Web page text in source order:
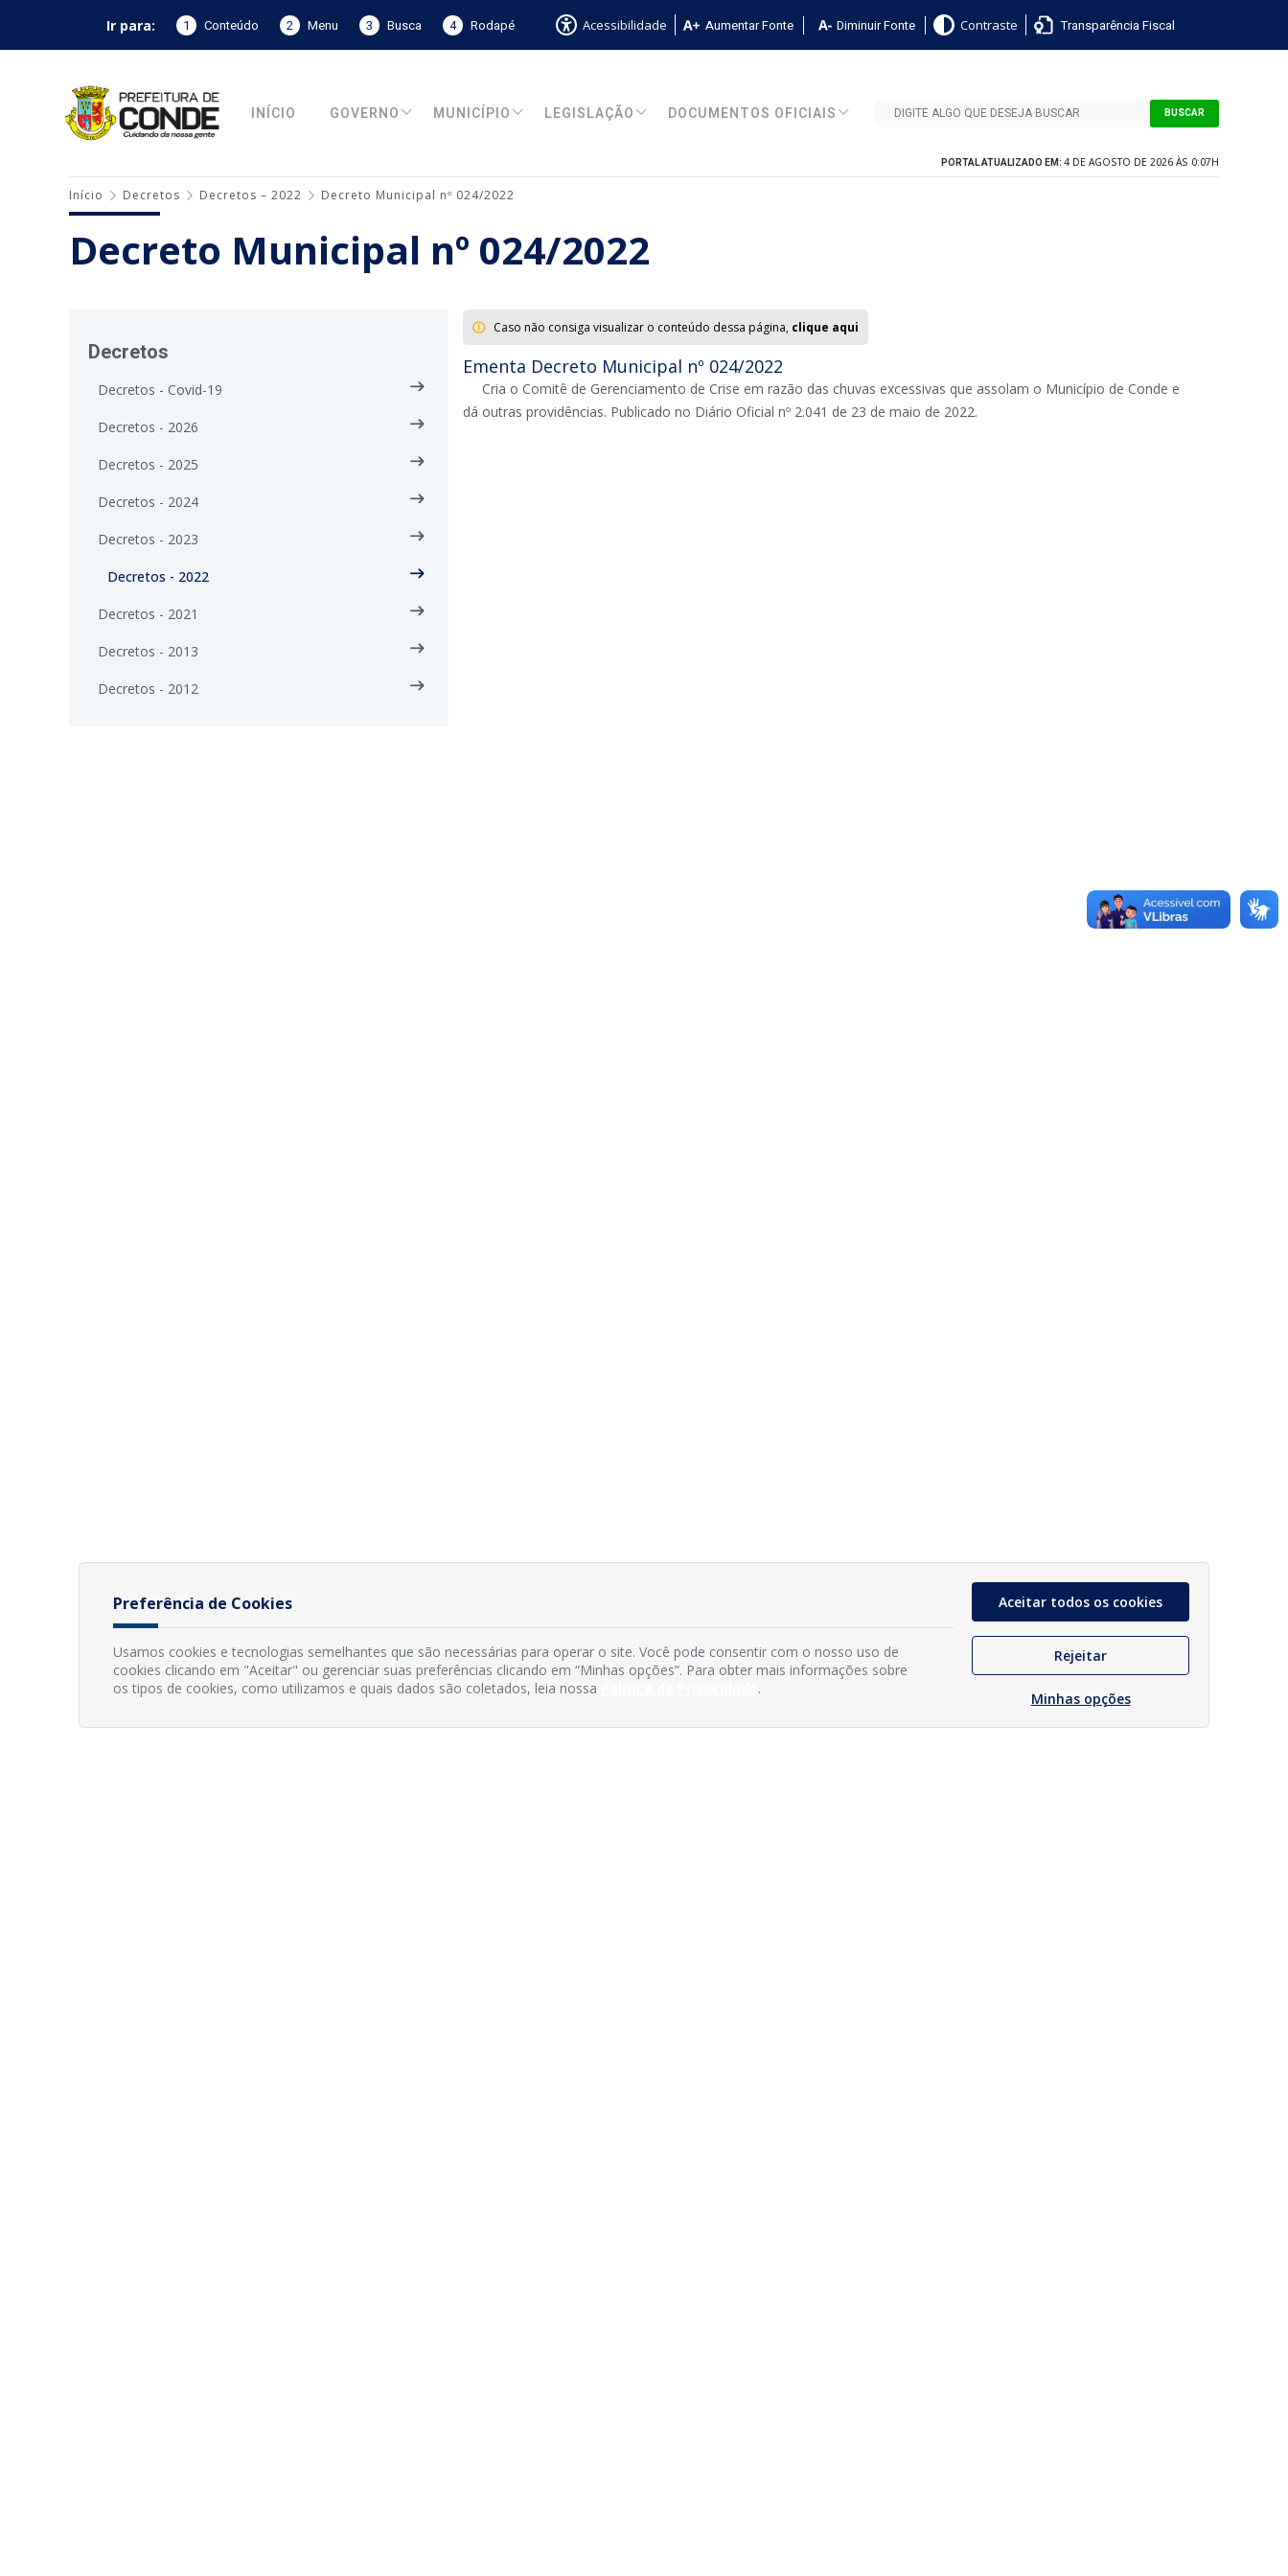
Ir para: 1 Conteúdo 2 Menu 3 Busca 4 Rodapé Acessibilidade Aumentar Fonte Diminuir Fonte Contraste Transparência Fiscal
INÍCIO GOVERNO MUNICÍPIO LEGISLAÇÃO DOCUMENTOS OFICIAIS BUSCAR
PORTAL ATUALIZADO EM: 4 DE AGOSTO DE 2026 ÀS 0:07H
Início Decretos Decretos – 2022 Decreto Municipal nº 024/2022
Decreto Municipal nº 024/2022
Decretos
Decretos - Covid-19
Decretos - 2026
Decretos - 2025
Decretos - 2024
Decretos - 2023
Decretos - 2022
Decretos - 2021
Decretos - 2013
Decretos - 2012
Caso não consiga visualizar o conteúdo dessa página, clique aqui
Ementa Decreto Municipal nº 024/2022
Cria o Comitê de Gerenciamento de Crise em razão das chuvas excessivas que assolam o Município de Conde e
dá outras providências. Publicado no Diário Oficial nº 2.041 de 23 de maio de 2022.
Preferência de Cookies
Usamos cookies e tecnologias semelhantes que são necessárias para operar o site. Você pode consentir com o nosso uso de
cookies clicando em "Aceitar" ou gerenciar suas preferências clicando em “Minhas opções”. Para obter mais informações sobre
os tipos de cookies, como utilizamos e quais dados são coletados, leia nossa
.
Aceitar todos os cookies
Rejeitar
Minhas opções